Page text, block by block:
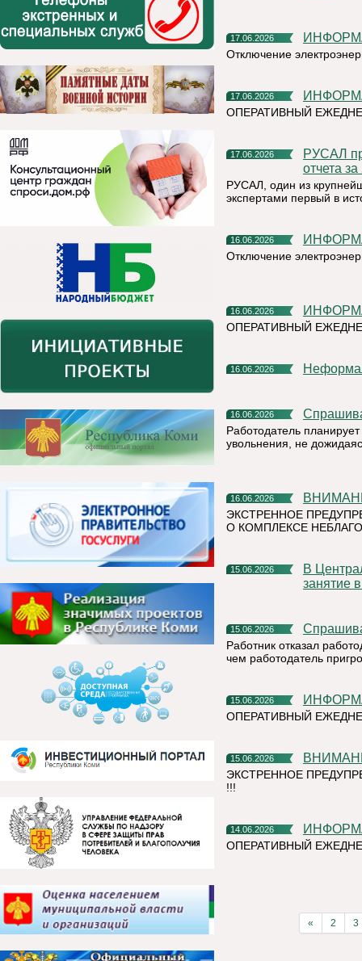
17.06.2026
Отключение
17.06.2026
ОПЕРАТИВНЫЙ
17.06.2026
РУСАЛ провел общественно-экспертные заверения Единого
отчета
РУСАЛ, один из
экспертами первый в
16.06.2026
Отключение
16.06.2026
ОПЕРАТИВНЫЙ
16.06.2026
16.06.2026
Работодатель
увольнения, не
16.06.2026
ЭКСТРЕННОЕ
О КОМПЛЕКСЕ
15.06.2026
В Центральной детской библиотеке прошло очередное
занятие
15.06.2026
Работник отказал
чем работодатель
15.06.2026
ОПЕРАТИВНЫЙ
15.06.2026
ЭКСТРЕННОЕ
!!!
14.06.2026
ОПЕРАТИВНЫЙ
« 2 3